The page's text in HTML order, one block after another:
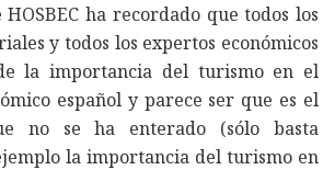
ha recordado que todos los
y todos los expertos económicos
la importancia del turismo en el
español y parece ser que es el
no se ha enterado (sólo basta
la importancia del turismo en